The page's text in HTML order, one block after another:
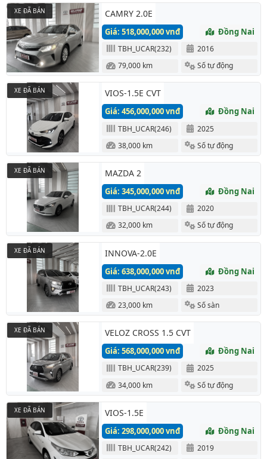
CAMRY 2.0E
Giá: 518,000,000 vnđ Đồng Nai
TBH_UCAR(232)
2016
79,000 km
Số tự động
XE ĐÃ BÁN
VIOS-1.5E CVT
Giá: 456,000,000 vnđ Đồng Nai
TBH_UCAR(246)
2025
38,000 km
Số tự động
XE ĐÃ BÁN
MAZDA 2
Giá: 345,000,000 vnđ Đồng Nai
TBH_UCAR(244)
2020
32,000 km
Số tự động
XE ĐÃ BÁN
INNOVA-2.0E
Giá: 638,000,000 vnđ Đồng Nai
TBH_UCAR(243)
2023
23,000 km
Số sàn
XE ĐÃ BÁN
VELOZ CROSS 1.5 CVT
Giá: 568,000,000 vnđ Đồng Nai
TBH_UCAR(239)
2025
34,000 km
Số tự động
XE ĐÃ BÁN
VIOS-1.5E
Giá: 298,000,000 vnđ Đồng Nai
TBH_UCAR(242)
2019
XE ĐÃ BÁN